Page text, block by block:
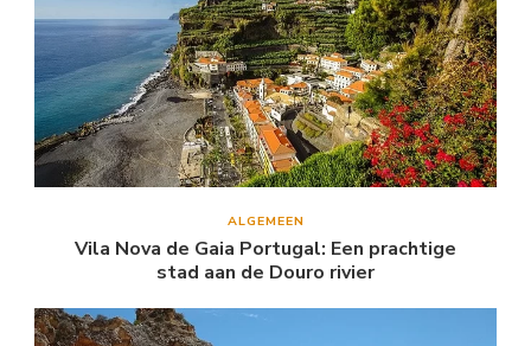
ALGEMEEN
Vila Nova de Gaia Portugal: Een prachtige
stad aan de Douro rivier